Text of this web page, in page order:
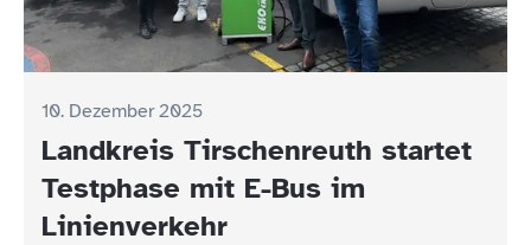
10. Dezember 2025
Landkreis Tirschenreuth startet
Testphase mit E-Bus im
Linienverkehr